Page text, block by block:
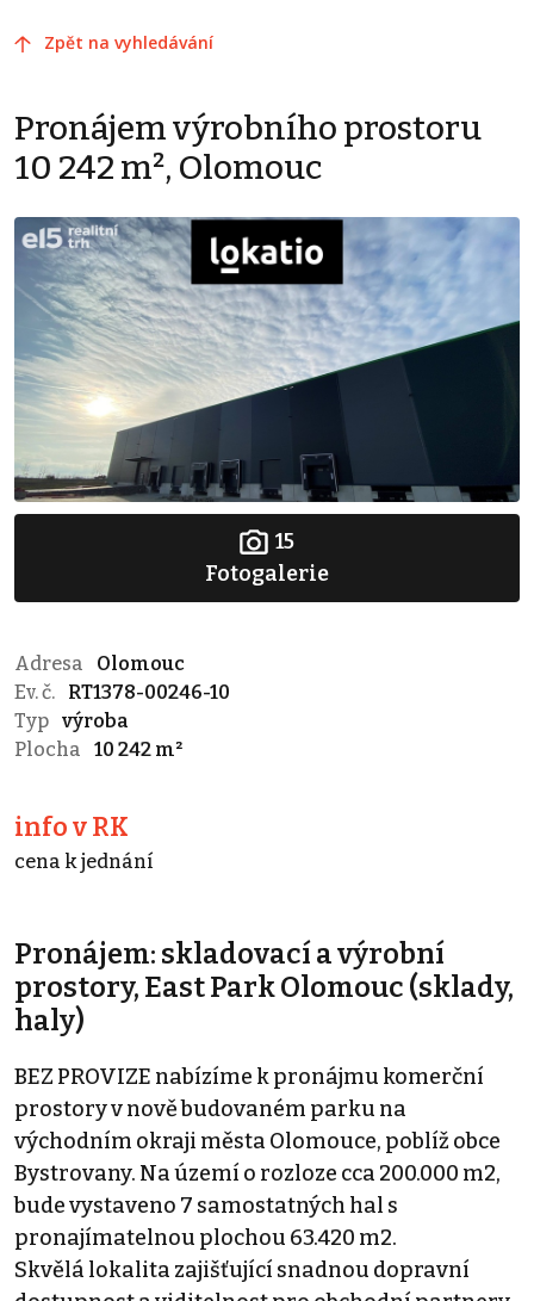
Zpět na vyhledávání
Pronájem výrobního prostoru
10 242 m², Olomouc
15
Fotogalerie
Adresa
Olomouc
Ev. č.
RT1378-00246-10
Typ výroba
Plocha
10 242 m²
info v RK
cena k jednání
Pronájem: skladovací a výrobní
prostory, East Park Olomouc (sklady,
haly)
BEZ PROVIZE nabízíme k pronájmu komerční
prostory v nově budovaném parku na
východním okraji města Olomouce, poblíž obce
Bystrovany. Na území o rozloze cca 200.000 m2,
bude vystaveno 7 samostatných hal s
pronajímatelnou plochou 63.420 m2.
Skvělá lokalita zajišťující snadnou dopravní